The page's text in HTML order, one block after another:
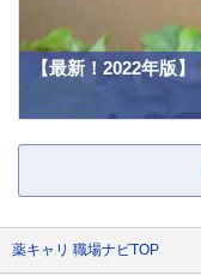
【最新！2022年版
薬キャリ 職場ナビTOP